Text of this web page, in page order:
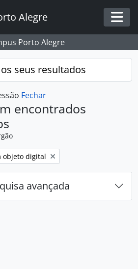
Alegre
Porto Alegre
seus resultados
Fechar
encontrados
filtro:
objeto digital
avançada